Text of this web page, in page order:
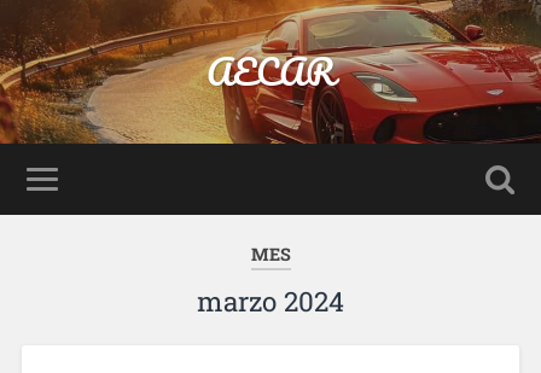
AECAR
MES
marzo 2024